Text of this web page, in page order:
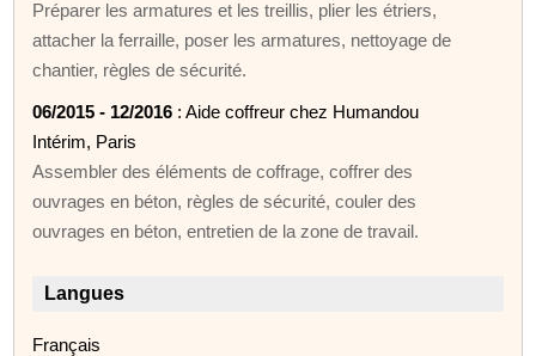
Préparer les armatures et les treillis, plier les étriers,
attacher la ferraille, poser les armatures, nettoyage de
chantier, règles de sécurité.
06/2015 - 12/2016 : Aide coffreur chez Humandou
Intérim, Paris
Assembler des éléments de coffrage, coffrer des
ouvrages en béton, règles de sécurité, couler des
ouvrages en béton, entretien de la zone de travail.
Langues
Français